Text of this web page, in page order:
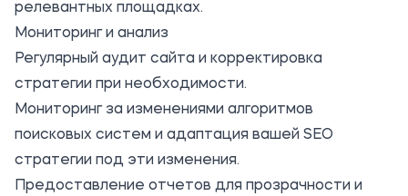
релевантных площадках.
Мониторинг и анализ
Регулярный аудит сайта и корректировка
стратегии при необходимости.
Мониторинг за изменениями алгоритмов
поисковых систем и адаптация вашей SEO
стратегии под эти изменения.
Предоставление отчетов для прозрачности и